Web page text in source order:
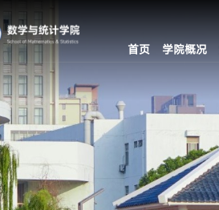
首页 学院概况